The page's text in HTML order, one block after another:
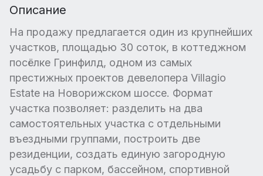
Описание
На продажу предлагается один из крупнейших
участков, площадью 30 соток, в коттеджном
посёлке Гринфилд, одном из самых
престижных проектов девелопера Villagio
Estate на Новорижском шоссе. Формат
участка позволяет: разделить на два
самостоятельных участка с отдельными
въездными группами, построить две
резиденции, создать единую загородную
усадьбу с парком, бассейном, спортивной